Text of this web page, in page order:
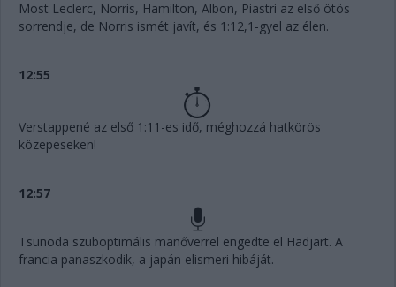
Most Leclerc, Norris, Hamilton, Albon, Piastri az első ötös
sorrendje, de Norris ismét javít, és 1:12,1-gyel az élen.
12:55
Verstappené az első 1:11-es idő, méghozzá hatkörös
közepeseken!
12:57
Tsunoda szuboptimális manőverrel engedte el Hadjart. A
francia panaszkodik, a japán elismeri hibáját.